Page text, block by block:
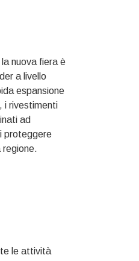
nuova fiera è
a livello
espansione
i rivestimenti
ad
proteggere
regione.
le attività